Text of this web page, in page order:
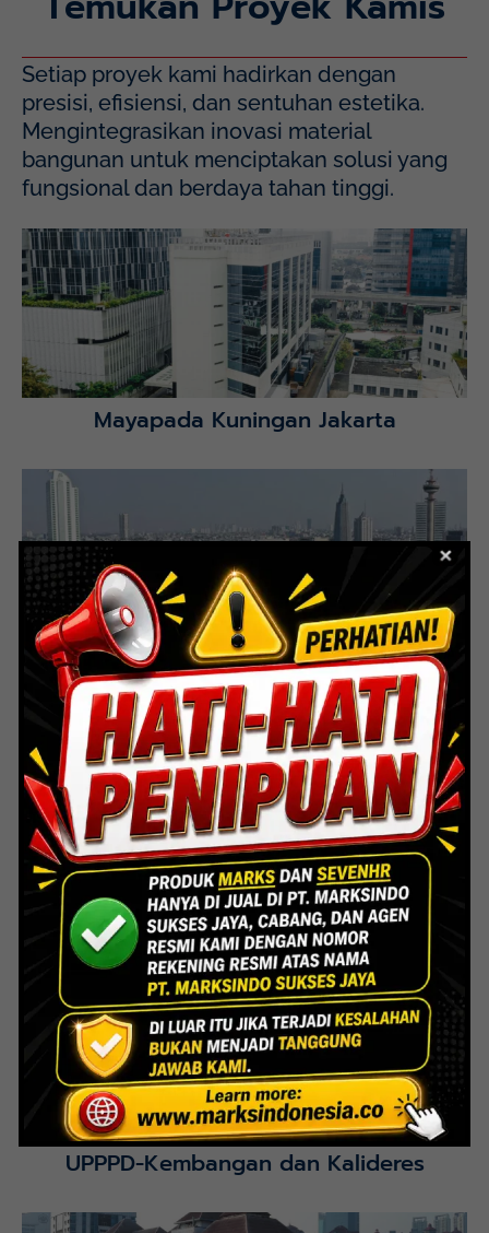
Setiap proyek kami hadirkan dengan
presisi, efisiensi, dan sentuhan estetika.
Mengintegrasikan inovasi material
bangunan untuk menciptakan solusi yang
fungsional dan berdaya tahan tinggi.
Mayapada Hospital Kuningan (MHKN), Kuningan, Jakarta
Selatan.
Lihat Detail Proyek
Mayapada Kuningan Jakarta
Lihat Detail Proyek
Indoor Multifunction Stadium (FIBA)
Senayan
Lihat Detail Proyek
Interior Bank BTN Jatimurni, Bekasi
Lihat Detail Proyek
UPPPD-Kembangan dan Kalideres